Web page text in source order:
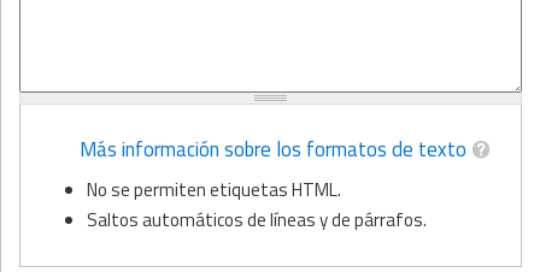
Más información sobre los formatos de texto
No se permiten etiquetas HTML.
Saltos automáticos de líneas y de párrafos.